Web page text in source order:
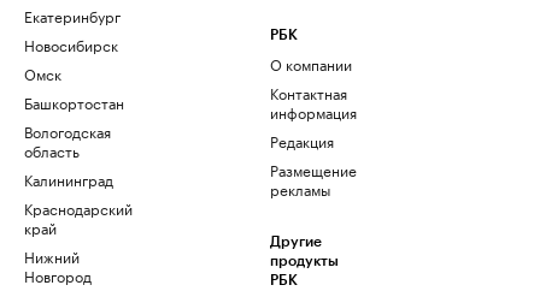
Екатеринбург
Новосибирск
Омск
Башкортостан
Вологодская
область
Калининград
Краснодарский
край
Нижний
Новгород
РБК
О компании
Контактная
информация
Редакция
Размещение
рекламы
Другие
продукты
РБК